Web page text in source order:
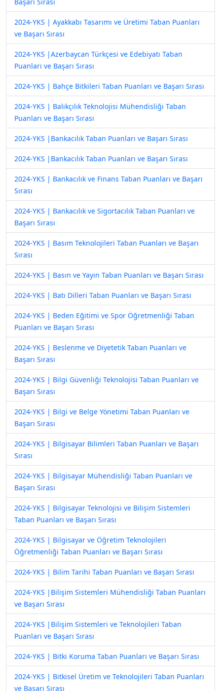
2024-YKS | Ayakkabı Tasarımı ve Üretimi Taban Puanları
ve Başarı Sırası
2024-YKS |Azerbaycan Türkçesi ve Edebiyatı Taban
Puanları ve Başarı Sırası
2024-YKS | Bahçe Bitkileri Taban Puanları ve Başarı Sırası
2024-YKS | Balıkçılık Teknolojisi Mühendisliği Taban
Puanları ve Başarı Sırası
2024-YKS |Bankacılık Taban Puanları ve Başarı Sırası
2024-YKS |Bankacılık Taban Puanları ve Başarı Sırası
2024-YKS | Bankacılık ve Finans Taban Puanları ve Başarı
Sırası
2024-YKS | Bankacılık ve Sigortacılık Taban Puanları ve
Başarı Sırası
2024-YKS | Basım Teknolojileri Taban Puanları ve Başarı
Sırası
2024-YKS | Basın ve Yayın Taban Puanları ve Başarı Sırası
2024-YKS | Batı Dilleri Taban Puanları ve Başarı Sırası
2024-YKS | Beden Eğitimi ve Spor Öğretmenliği Taban
Puanları ve Başarı Sırası
2024-YKS | Beslenme ve Diyetetik Taban Puanları ve
Başarı Sırası
2024-YKS | Bilgi Güvenliği Teknolojisi Taban Puanları ve
Başarı Sırası
2024-YKS | Bilgi ve Belge Yönetimi Taban Puanları ve
Başarı Sırası
2024-YKS | Bilgisayar Bilimleri Taban Puanları ve Başarı
Sırası
2024-YKS | Bilgisayar Mühendisliği Taban Puanları ve
Başarı Sırası
2024-YKS | Bilgisayar Teknolojisi ve Bilişim Sistemleri
Taban Puanları ve Başarı Sırası
2024-YKS | Bilgisayar ve Öğretim Teknolojileri
Öğretmenliği Taban Puanları ve Başarı Sırası
2024-YKS | Bilim Tarihi Taban Puanları ve Başarı Sırası
2024-YKS |Bilişim Sistemleri Mühendisliği Taban Puanları
ve Başarı Sırası
2024-YKS |Bilişim Sistemleri ve Teknolojileri Taban
Puanları ve Başarı Sırası
2024-YKS | Bitki Koruma Taban Puanları ve Başarı Sırası
2024-YKS | Bitkisel Üretim ve Teknolojileri Taban Puanları
ve Başarı Sırası